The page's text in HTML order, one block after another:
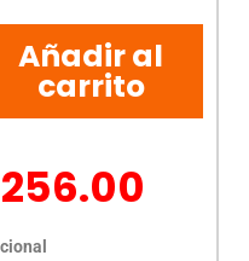
Añadir al
carrito
256.00